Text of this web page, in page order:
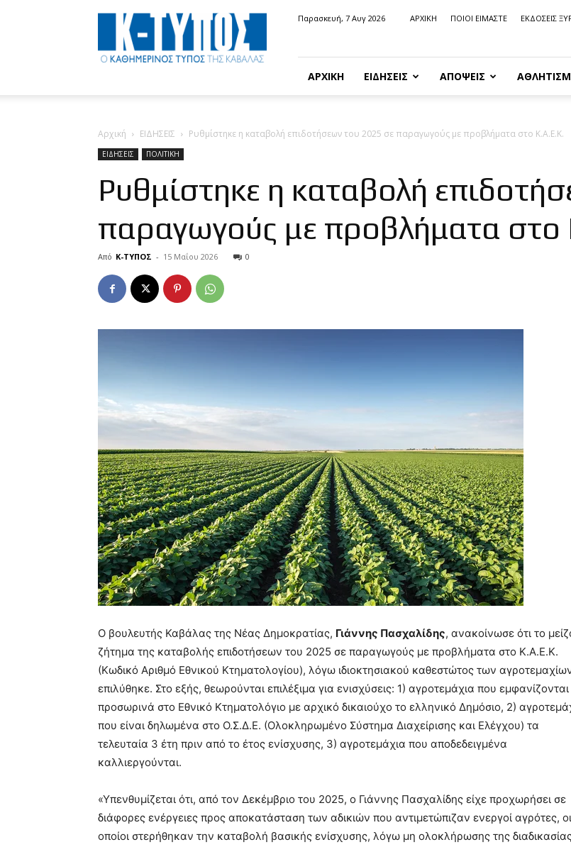
Κ-
ΤΥΠΟΣ
Παρασκευή, 7 Αυγ 2026 ΑΡΧΙΚΗ ΠΟΙΟΙ ΕΙΜΑΣΤΕ ΕΚΔΟΣΕΙΣ
ΑΡΧΙΚΗ ΕΙΔΗΣΕΙΣ ΑΠΟΨΕΙΣ
Αρχική ΕΙΔΗΣΕΙΣ Ρυθμίστηκε η καταβολή επιδοτήσεων του 2025 σε παραγωγούς με προβλήματα στο Κ.Α.Ε.Κ.
ΕΙΔΗΣΕΙΣ ΠΟΛΙΤΙΚΗ
Ρυθμίστηκε η καταβολή
παραγωγούς με προβλήματα στο
Από Κ-ΤΥΠΟΣ - 15 Μαΐου 2026 0
Ο βουλευτής Καβάλας της Νέας Δημοκρατίας, Γιάννης Πασχαλίδης, ανακοίνωσε ότι το
ζήτημα της καταβολής επιδοτήσεων του 2025 σε παραγωγούς με προβλήματα στο Κ.Α.Ε.Κ.
(Κωδικό Αριθμό Εθνικού Κτηματολογίου), λόγω ιδιοκτησιακού καθεστώτος των
επιλύθηκε. Στο εξής, θεωρούνται επιλέξιμα για ενισχύσεις: 1) αγροτεμάχια που εμφανίζονται
προσωρινά στο Εθνικό Κτηματολόγιο με αρχικό δικαιούχο το ελληνικό Δημόσιο, 2)
που είναι δηλωμένα στο Ο.Σ.Δ.Ε. (Ολοκληρωμένο Σύστημα Διαχείρισης και Ελέγχου) τα
τελευταία 3 έτη πριν από το έτος ενίσχυσης, 3) αγροτεμάχια που αποδεδειγμένα
καλλιεργούνται.
«Υπενθυμίζεται ότι, από τον Δεκέμβριο του 2025, ο Γιάννης Πασχαλίδης είχε προχωρήσει σε
διάφορες ενέργειες προς αποκατάσταση των αδικιών που αντιμετώπιζαν ενεργοί αγρότες, οι
οποίοι στερήθηκαν την καταβολή βασικής ενίσχυσης, λόγω μη ολοκλήρωσης της